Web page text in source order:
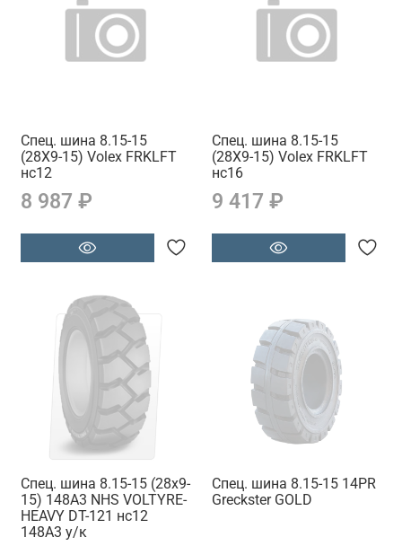
Спец. шина 8.15-15
(28X9-15) Volex FRKLFT
нс12
8 987 ₽
Спец. шина 8.15-15
(28X9-15) Volex FRKLFT
нс16
9 417 ₽
Спец. шина 8.15-15 (28x9-
15) 148А3 NHS VOLTYRE-
HEAVY DT-121 нс12
148А3 у/к
Спец. шина 8.15-15 14PR
Greckster GOLD